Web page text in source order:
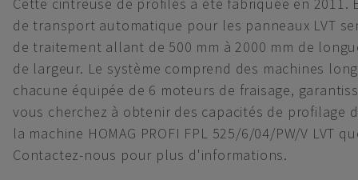
de transport automatique pour les panneaux LVT
de traitement allant de 500 mm à 2000 mm de
de largeur. Le système comprend des machines
chacune équipée de 6 moteurs de fraisage,
vous cherchez à obtenir des capacités de profilage
la machine HOMAG PROFI FPL 525/6/04/PW/V LVT
Contactez-nous pour plus d'informations.